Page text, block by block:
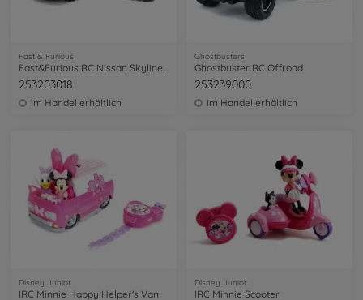
Fast & Furious
253203018
im Handel erhältlich
Ghostbusters
Ghostbuster RC Offroad
253239000
im Handel erhältlich
Disney Junior
IRC Minnie Happy Helper's Van
Disney Junior
IRC Minnie Scooter